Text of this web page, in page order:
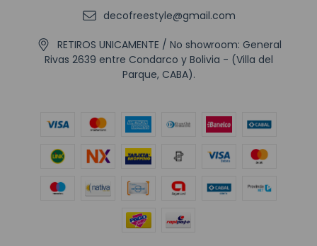
decofreestyle@gmail.com
RETIROS UNICAMENTE / No showroom: General
Rivas 2639 entre Condarco y Bolivia - (Villa del
Parque, CABA).